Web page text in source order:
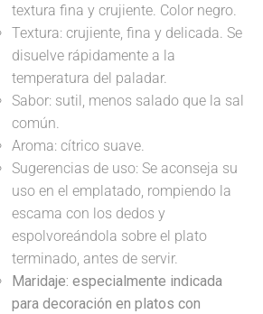
textura fina y crujiente. Color negro.
Textura: crujiente, fina y delicada. Se
disuelve rápidamente a la
temperatura del paladar.
Sabor: sutil, menos salado que la sal
común.
Aroma: cítrico suave.
Sugerencias de uso: Se aconseja su
uso en el emplatado, rompiendo la
escama con los dedos y
espolvoreándola sobre el plato
terminado, antes de servir.
Maridaje: especialmente indicada
para decoración en platos con